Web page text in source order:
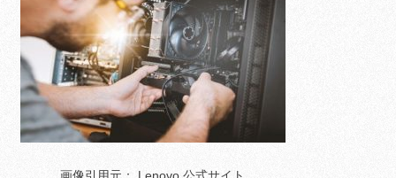
画像引用元： Lenovo 公式サイト